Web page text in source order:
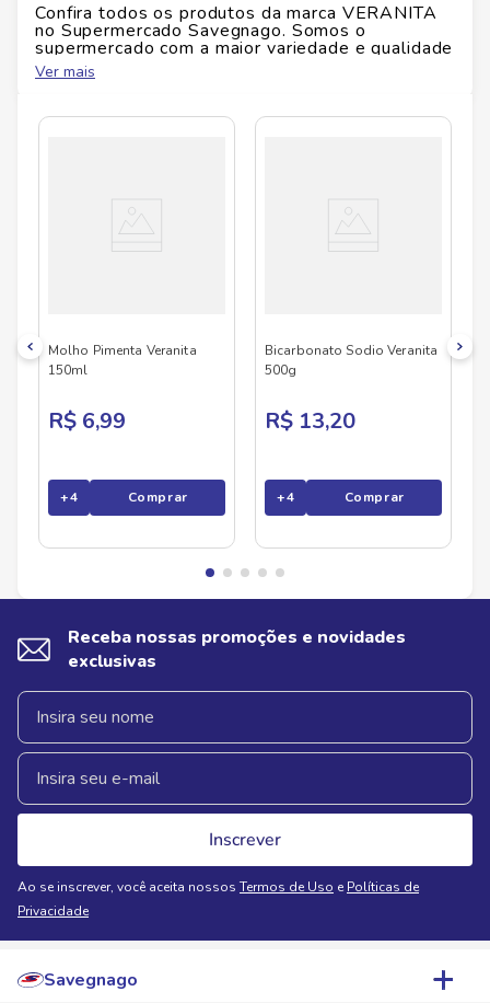
Confira todos os produtos da marca VERANITA
no Supermercado Savegnago. Somos o
supermercado com a maior variedade e qualidade
do Brasil!
de produtos VERANITA , confira abaixo:
Ver mais
Molho Pimenta Veranita
150ml
R$ 6,99
+4 Comprar
Bicarbonato Sodio Veranita
500g
R$ 13,20
+4 Comprar
Receba nossas promoções e novidades
exclusivas
Inscrever
Ao se inscrever, você aceita nossos Termos de Uso e Políticas de
Privacidade
Savegnago